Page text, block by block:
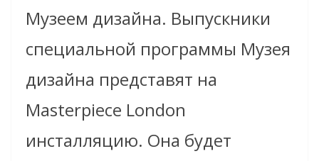
Музеем дизайна. Выпускники
специальной программы Музея
дизайна представят на
Masterpiece London
инсталляцию. Она будет